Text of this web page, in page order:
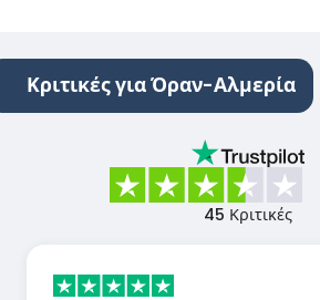
Κριτικές για Όραν-Αλμερία
45 Κριτικές